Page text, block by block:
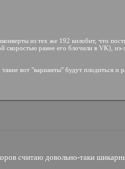
из тех же 192 килобит, что
ранее его блочили в VK), из-
вот "варианты" будут плодиться
считаю довольно-таки